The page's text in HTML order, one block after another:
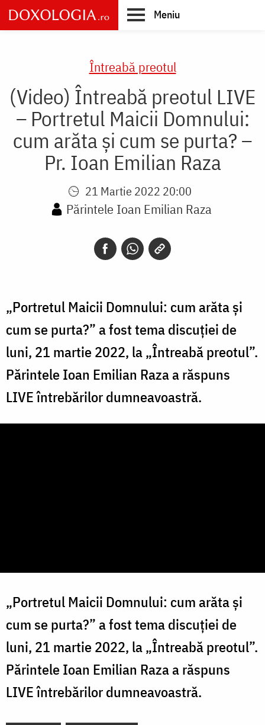
Skip
to
main
Meniu
Întreabă preotul
(Video) Întreabă preotul LIVE
– Portretul Maicii Domnului:
cum arăta și cum se purta? –
Pr. Ioan Emilian Raza
21 Martie 2022 20:00
Părintele Ioan Emilian Raza
„Portretul Maicii Domnului: cum arăta și
cum se purta?” a fost tema discuției de
luni, 21 martie 2022, la „Întreabă preotul”.
Părintele Ioan Emilian Raza a răspuns
LIVE întrebărilor dumneavoastră.
„Portretul Maicii Domnului: cum arăta și
cum se purta?” a fost tema discuției de
luni, 21 martie 2022, la „Întreabă preotul”.
Părintele Ioan Emilian Raza a răspuns
LIVE întrebărilor dumneavoastră.